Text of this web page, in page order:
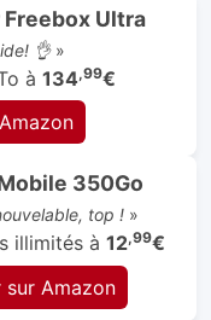
Ultra
👌»
à 134,99€
350Go
top !»
illimités à 12,99€
Amazon